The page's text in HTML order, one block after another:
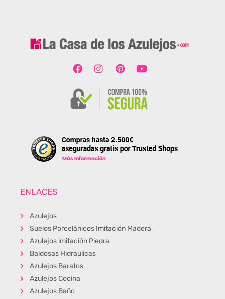
ENLACES
Azulejos
Suelos Porcelánicos Imitación Madera
Azulejos imitación Piedra
Baldosas Hidraulicas
Azulejos Baratos
Azulejos Cocina
Azulejos Baño